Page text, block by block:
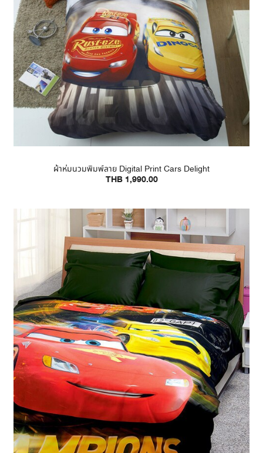
ผ้าห่มนวมพิมพ์ลาย Digital Print Cars Delight
THB 1,990.00